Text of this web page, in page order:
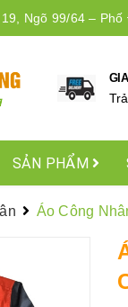
19, Ngõ 99/64 –
SẢN PHẨM
Áo Công